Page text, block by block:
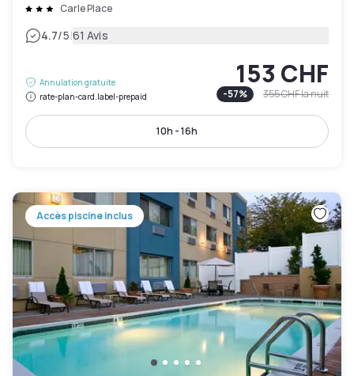
Carle Place
4.7/5|61 Avis
Annulation gratuite
rate-plan-card.label-prepaid
153 CHF
-57% 355 CHFla nuit
10h - 16h
Accès piscine inclus